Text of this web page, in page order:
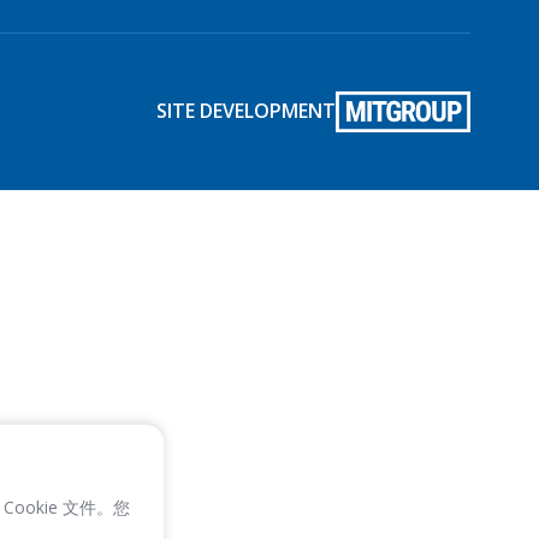
SITE DEVELOPMENT
文件。您